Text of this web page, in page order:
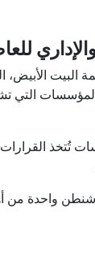
البيت الأبيض،
المؤسسات التي
تُتخذ القرارات
واحدة من